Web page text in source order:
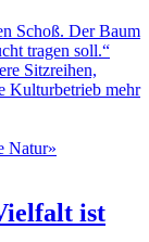
Schoß. Der Baum
tragen soll.“
Sitzreihen,
Kulturbetrieb mehr
ist